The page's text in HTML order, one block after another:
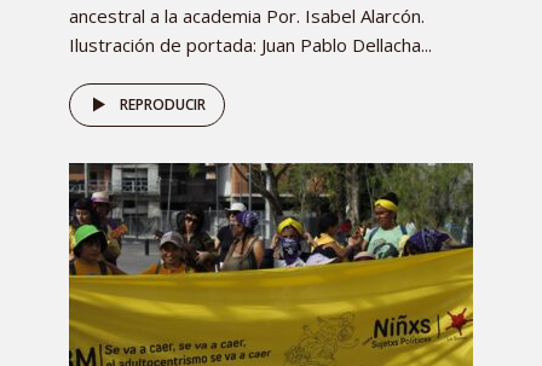
ancestral a la academia Por. Isabel Alarcón.
Ilustración de portada: Juan Pablo Dellacha...
REPRODUCIR